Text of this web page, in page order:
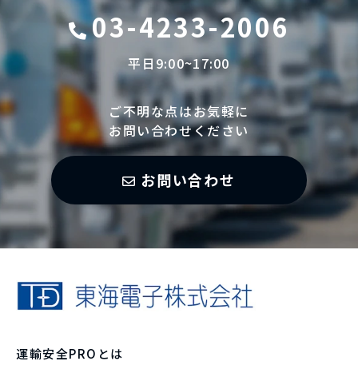
03-4233-2006
平日9:00~17:00
ご不明な点はお気軽に
お問い合わせください
お問い合わせ
運輸安全PROとは